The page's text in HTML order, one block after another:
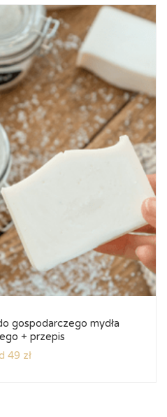
gospodarczego mydła
+ przepis
49 zł